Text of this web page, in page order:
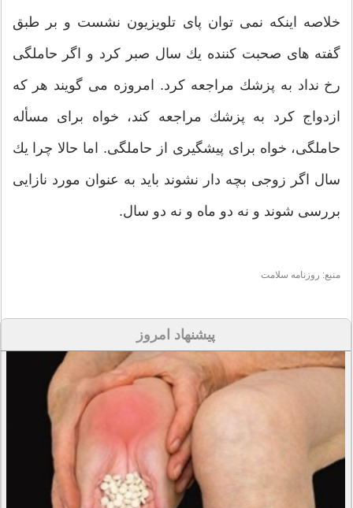
خلاصه اینكه نمی توان پای تلویزیون نشست و بر طبق
گفته های صحبت كننده یك سال صبر كرد و اگر حاملگی
رخ نداد به پزشك مراجعه كرد. امروزه می گویند هر كه
ازدواج كرد به پزشك مراجعه كند، خواه برای مسأله
حاملگی، خواه برای پیشگیری از حاملگی. اما حالا چرا یك
سال اگر زوجی بچه دار نشوند باید به عنوان مورد نازایی
بررسی شوند و نه دو ماه و نه دو سال.
منبع: روزنامه سلامت
پیشنهاد امروز